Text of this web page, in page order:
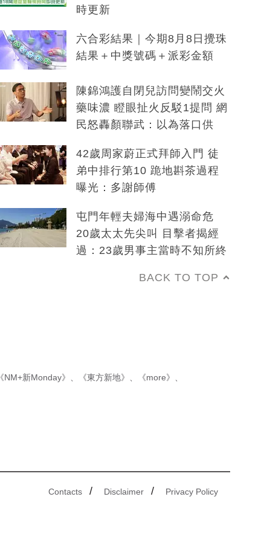
時更新
六合彩結果｜今期8月8日攪珠
結果＋中獎號碼＋派彩金額
陳錦鴻護自閉兒訪問變鬧交火
藥味濃 瞪眼扯火反駁1提問 網
民怒轟顏聯武：以為落口供
42歲周家蔚正式拜師入門 徒
弟中排行第10 跪地斟茶過程
曝光：多謝師傅
屯門年輕夫婦海中遇溺命危
20歲太太先尖叫 目擊者揭經
過：23歲男事主當時不知所終
BACK TO TOP
《NM+新Monday》 《東方新地》 《more》
Contacts / Disclaimer / Privacy Policy